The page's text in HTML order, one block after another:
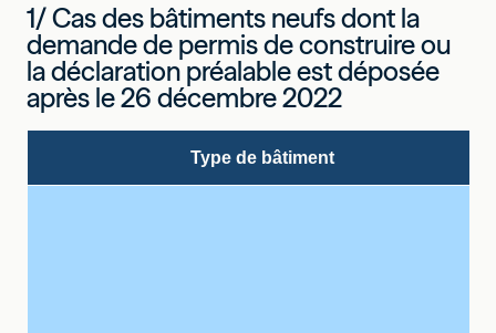
1/ Cas des bâtiments neufs dont la
demande de permis de construire ou
la déclaration préalable est déposée
après le 26 décembre 2022
Type de bâtiment